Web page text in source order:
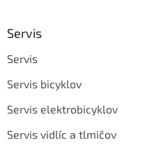
Servis
Servis
Servis bicyklov
Servis elektrobicyklov
Servis vidlíc a tlmičov